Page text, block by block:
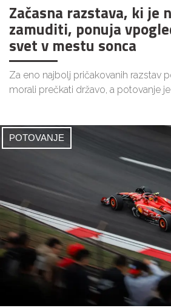
Začasna razstava, ki je
zamuditi, ponuja
svet v mestu sonca
Za eno najbolj pričakovanih razstav
morali prečkati državo, a potovanje je
POTOVANJE